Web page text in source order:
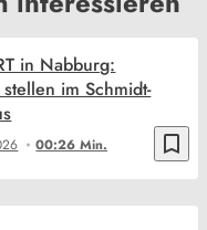
bookmark_border
00:26 Min.
in Nabburg:
im Schmidt-